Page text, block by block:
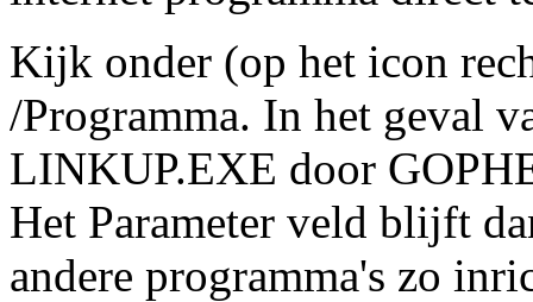
Kijk onder (op het icon
/Programma. In het geval
LINKUP.EXE door
Het Parameter veld blijft
andere programma's zo